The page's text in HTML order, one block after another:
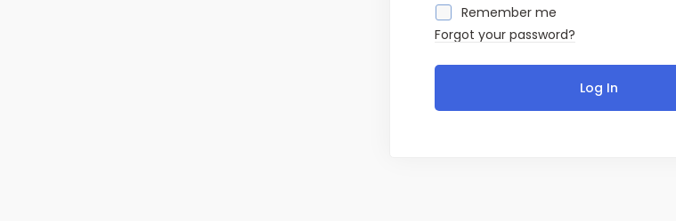
Remember me
Forgot your password?
Log In